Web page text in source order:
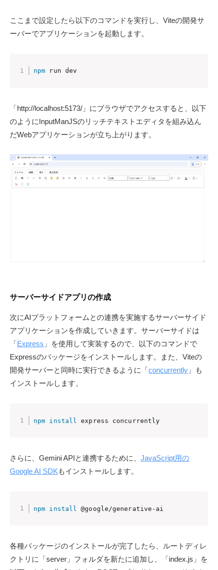
ここまで設定したら以下のコマンドを実行し、Viteの開発サ
ーバーでアプリケーションを起動します。
npm run dev
「http://localhost:5173/」にブラウザでアクセスすると、以下
のようにInputManJSのリッチテキストエディタを組み込ん
だWebアプリケーションが立ち上がります。
サーバーサイドアプリの作成
次にAIプラットフォームとの連携を実施するサーバーサイド
アプリケーションを作成していきます。サーバーサイドは
「Express 」を使用して実装するので、以下のコマンドで
Expressのパッケージをインストールします。また、Viteの
開発サーバーと同時に実行できるように「concurrently 」も
インストールします。
npm install express concurrently
さらに、Gemini APIと連携するために、 JavaScript用の
Google AI SDKもインストールします。
npm install @google/generative-ai
各種パッケージのインストールが完了したら、ルートディレ
クトリに「server」フォルダを新たに追加し、「index.js」を